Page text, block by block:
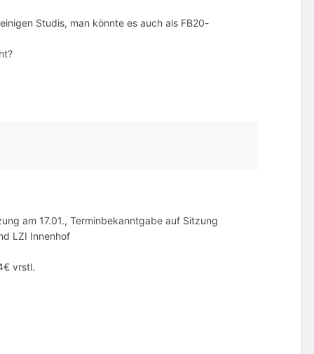
Studis, man könnte es auch als FB20-
am 17.01., Terminbekanntgabe auf Sitzung
LZI Innenhof
vrstl.